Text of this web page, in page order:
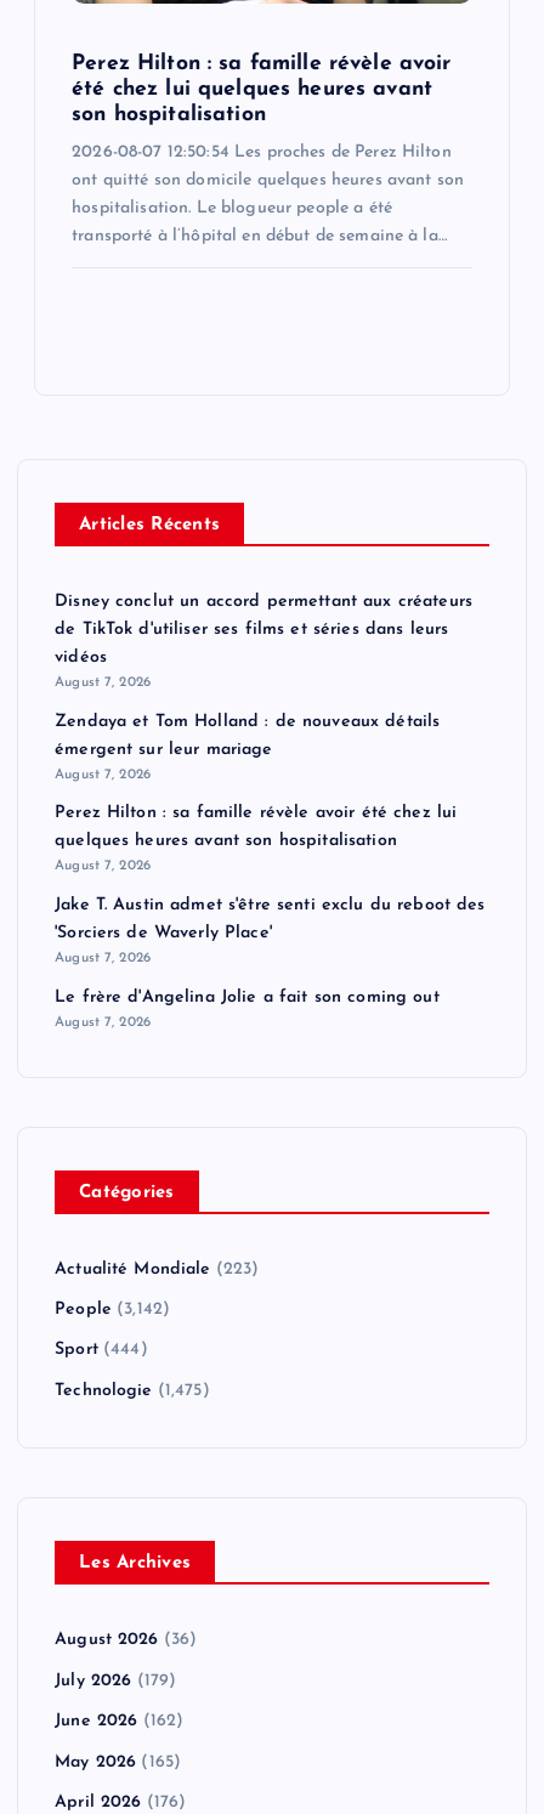
Perez Hilton : sa famille révèle avoir
été chez lui quelques heures avant
son hospitalisation
2026-08-07 12:50:54 Les proches de Perez Hilton
ont quitté son domicile quelques heures avant son
hospitalisation. Le blogueur people a été
transporté à l’hôpital en début de semaine à la…
Articles Récents
Disney conclut un accord permettant aux créateurs
de TikTok d'utiliser ses films et séries dans leurs
vidéos
August 7, 2026
Zendaya et Tom Holland : de nouveaux détails
émergent sur leur mariage
August 7, 2026
Perez Hilton : sa famille révèle avoir été chez lui
quelques heures avant son hospitalisation
August 7, 2026
Jake T. Austin admet s'être senti exclu du reboot des
'Sorciers de Waverly Place'
August 7, 2026
Le frère d'Angelina Jolie a fait son coming out
August 7, 2026
Catégories
Actualité Mondiale (223)
People (3,142)
Sport(444)
Technologie (1,475)
Les Archives
August 2026 (36)
July 2026 (179)
June 2026 (162)
May 2026 (165)
April 2026 (176)